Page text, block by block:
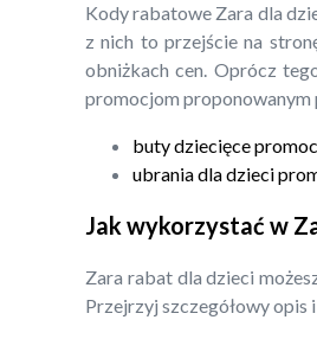
Kody rabatowe Zara dla
z nich to przejście na
obniżkach cen. Oprócz
promocjom proponowanym
buty dziecięce
ubrania dla dzieci
Jak wykorzystać w
Zara rabat dla dzieci
Przejrzyj szczegółowy